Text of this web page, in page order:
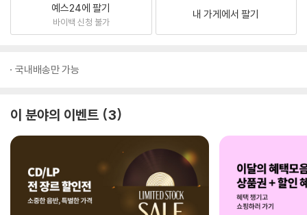
예스24에 팔기
바이백 신청 불가
내 가게에서 팔기
국내배송만 가능
이 분야의 이벤트 3